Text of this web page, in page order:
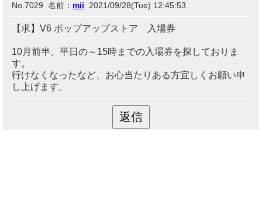
No.7029 名前： mii 2021/09/28(Tue) 12:45:53
【求】V6 ポップアップストア 入場券
10月前半、平日の～15時までの入場券を探しておりま
す。
行けなくなったなど、お心当たりある方宜しくお願い申
し上げます。